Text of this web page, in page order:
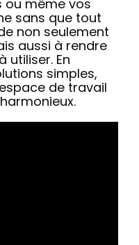
ou même vos
sans que tout
non seulement
aussi à rendre
utiliser. En
simples,
de travail